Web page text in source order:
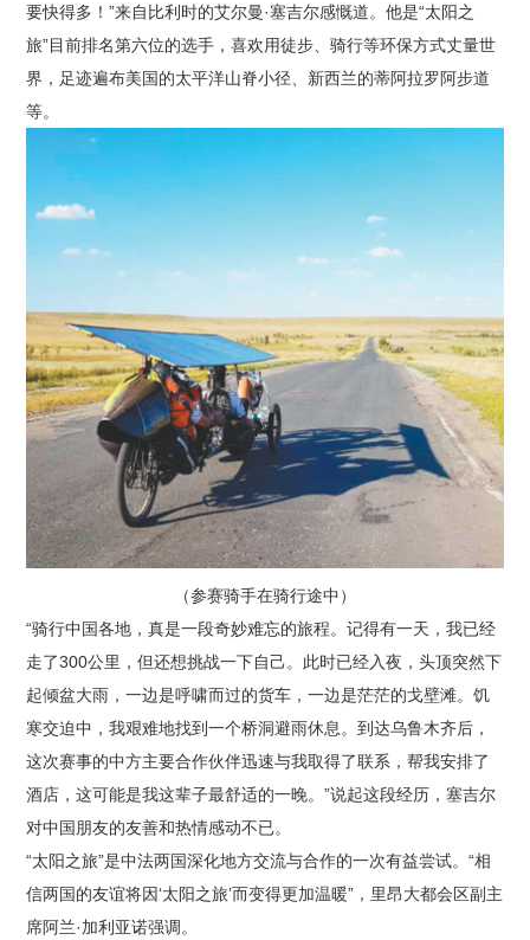
要快得多！”来自比利时的艾尔曼·塞吉尔感慨道。他是“太阳之
旅”目前排名第六位的选手，喜欢用徒步、骑行等环保方式丈量世
界，足迹遍布美国的太平洋山脊小径、新西兰的蒂阿拉罗阿步道
等。
（参赛骑手在骑行途中）
“骑行中国各地，真是一段奇妙难忘的旅程。记得有一天，我已经
走了300公里，但还想挑战一下自己。此时已经入夜，头顶突然下
起倾盆大雨，一边是呼啸而过的货车，一边是茫茫的戈壁滩。饥
寒交迫中，我艰难地找到一个桥洞避雨休息。到达乌鲁木齐后，
这次赛事的中方主要合作伙伴迅速与我取得了联系，帮我安排了
酒店，这可能是我这辈子最舒适的一晚。”说起这段经历，塞吉尔
对中国朋友的友善和热情感动不已。
“太阳之旅”是中法两国深化地方交流与合作的一次有益尝试。“相
信两国的友谊将因‘太阳之旅’而变得更加温暖”，里昂大都会区副主
席阿兰·加利亚诺强调。